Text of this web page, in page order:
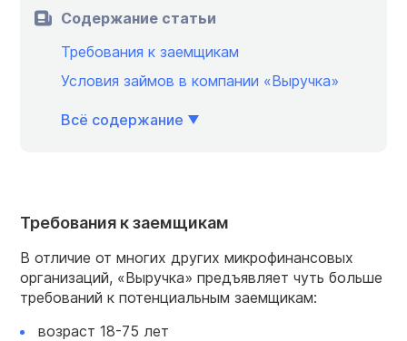
Содержание статьи
Требования к заемщикам
Условия займов в компании «Выручка»
Всё содержание
Требования к заемщикам
В отличие от многих других микрофинансовых
организаций, «Выручка» предъявляет чуть больше
требований к потенциальным заемщикам:
возраст 18-75 лет